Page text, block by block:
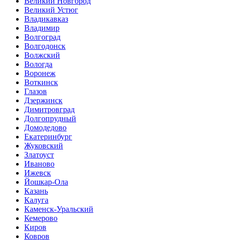
Великий Устюг
Владикавказ
Владимир
Волгоград
Волгодонск
Волжский
Вологда
Воронеж
Воткинск
Глазов
Дзержинск
Димитровград
Долгопрудный
Домодедово
Екатеринбург
Жуковский
Златоуст
Иваново
Ижевск
Йошкар-Ола
Казань
Калуга
Каменск-Уральский
Кемерово
Киров
Ковров